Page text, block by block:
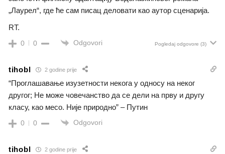
„Лаурел“, где ће сам писац деловати као аутор сценарија.
RT.
0 0 Odgovori Pogledaj odgovore (3)
tihobl 2 godine prije
“Проглашавање изузетности некога у односу на неког
другог; Не може човечанство да се дели на прву и другу
класу, као месо. Није природно” – Путин
0 0 Odgovori
tihobl 2 godine prije